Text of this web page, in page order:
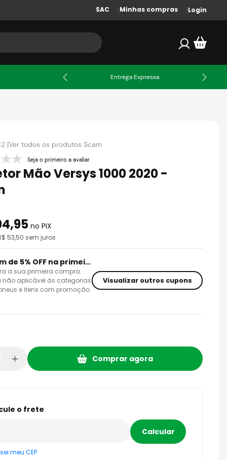
SAC Minhas compras Login
Entrega Expressa
|Ver todos os produtosScam
Seja o primeiro a avaliar
Mão Versys 1000 2020 -
,95 no PIX
53,50 sem juros
Cupom de 5% OFF na primeira compra
a sua primeira compra.
não aplicável às categorias
e itens com promoção
Visualizar outros cupons
Comprar agora
meu CEP